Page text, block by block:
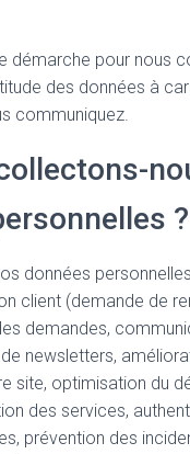
démarche pour nous
des données à
communiquez.
?
données
client (demande de
demandes,
newsletters,
site, optimisation du
des services,
prévention des